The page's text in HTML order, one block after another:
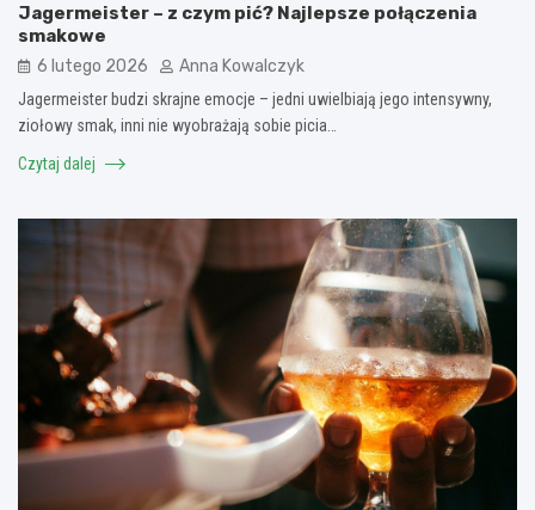
Jagermeister – z czym pić? Najlepsze połączenia
smakowe
6 lutego 2026 Anna Kowalczyk
Jagermeister budzi skrajne emocje – jedni uwielbiają jego intensywny,
ziołowy smak, inni nie wyobrażają sobie picia…
Czytaj dalej